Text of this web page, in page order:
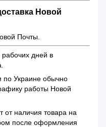
Новой
Почты.
дней в
по Украине обычно
работы Новой
от наличия товара на
после оформления